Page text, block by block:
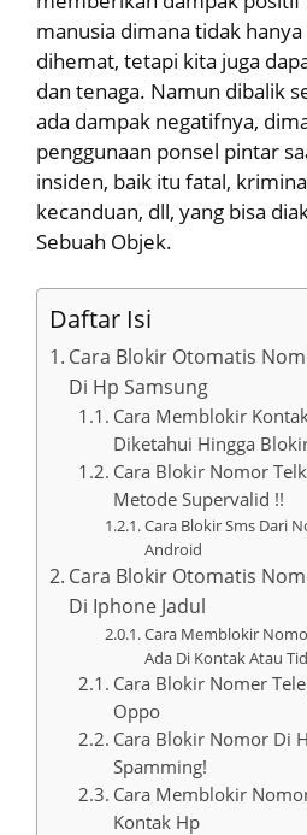
manusia dimana tidak
dihemat, tetapi kita juga
dan tenaga. Namun dibalik
ada dampak negatifnya,
penggunaan ponsel pintar
insiden, baik itu fatal,
kecanduan, dll, yang bisa
Sebuah Objek.
Daftar Isi
Cara Blokir Otomatis
Di Hp Samsung
Cara Memblokir
Diketahui Hingga
Cara Blokir Nomor
Metode Supervalid !!
Cara Blokir Sms Dari
Android
Cara Blokir Otomatis
Di Iphone Jadul
Cara Memblokir
Ada Di Kontak Atau
Cara Blokir Nomer
Oppo
Cara Blokir Nomor Di
Spamming!
Cara Memblokir
Kontak Hp